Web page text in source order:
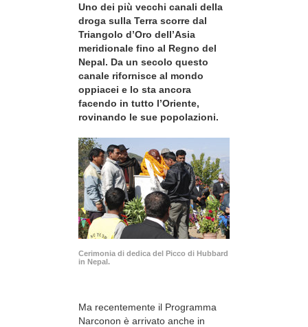
Uno dei più vecchi canali della
droga sulla Terra scorre dal
Triangolo d’Oro dell’Asia
meridionale fino al Regno del
Nepal. Da un secolo questo
canale rifornisce al mondo
oppiacei e lo sta ancora
facendo in tutto l’Oriente,
rovinando le sue popolazioni.
Cerimonia di dedica del Picco di Hubbard
in Nepal.
Ma recentemente il Programma
Narconon è arrivato anche in